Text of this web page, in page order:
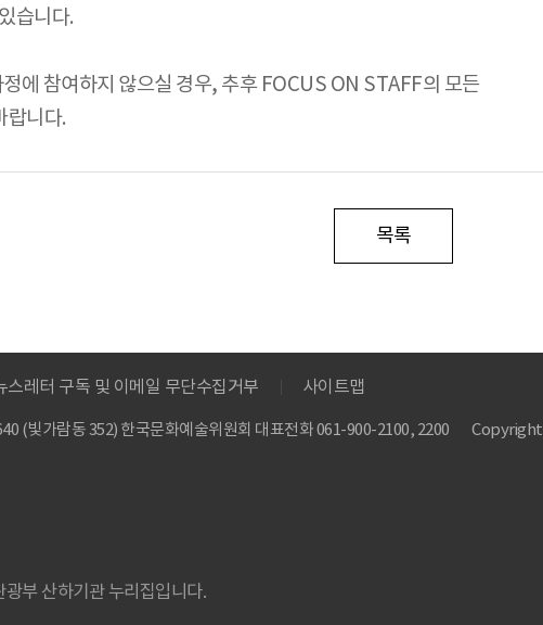
습니다.
에 참여하지 않으실 경우, 추후 FOCUS ON STAFF의 모든
랍니다.
목록
스레터 구독 및 이메일 무단수집거부 사이트맵
(빛가람동 352) 한국문화예술위원회 대표전화 061-900-2100, 2200 Copyright
광부 산하기관 누리집입니다.